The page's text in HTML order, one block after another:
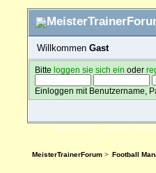
Willkommen Gast
Bitteloggen sie sich ein oder
Einloggen mit Benutzername,
ÜBERSICHT HILFE SUCHE
MeisterTrainerForum> Football